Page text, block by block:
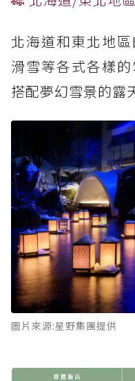
北海道和東北地
滑雪等各式各樣
搭配夢幻雪景的露
圖片來源:星野集團提供